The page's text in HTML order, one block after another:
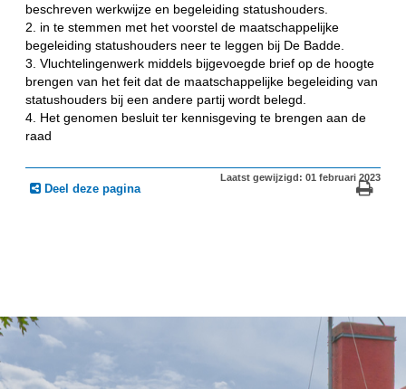
beschreven werkwijze en begeleiding statushouders.
2. in te stemmen met het voorstel de maatschappelijke
begeleiding statushouders neer te leggen bij De Badde.
3. Vluchtelingenwerk middels bijgevoegde brief op de hoogte
brengen van het feit dat de maatschappelijke begeleiding van
statushouders bij een andere partij wordt belegd.
4. Het genomen besluit ter kennisgeving te brengen aan de
raad
Deel deze pagina
Laatst gewijzigd: 01 februari 2023